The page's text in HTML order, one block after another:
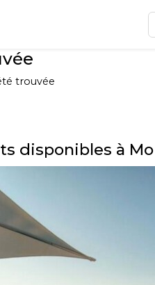
trouvée
disponibles à